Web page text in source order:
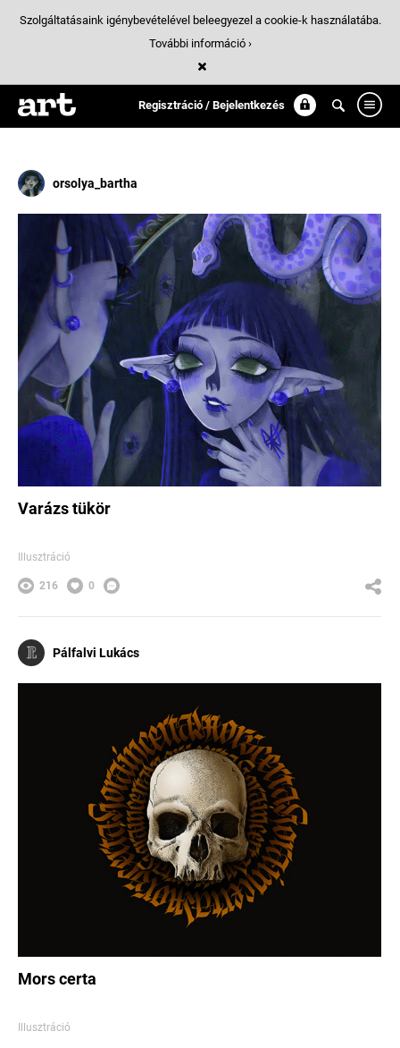
Regisztráció / Bejelentkezés
Találatok/ 18:
koponya
orsolya_bartha
Varázs tükör
Illusztráció
216 0
Pálfalvi Lukács
Mors certa
Illusztráció
Szolgáltatásaink igénybevételével beleegyezel a cookie-k használatába.
További információ ›